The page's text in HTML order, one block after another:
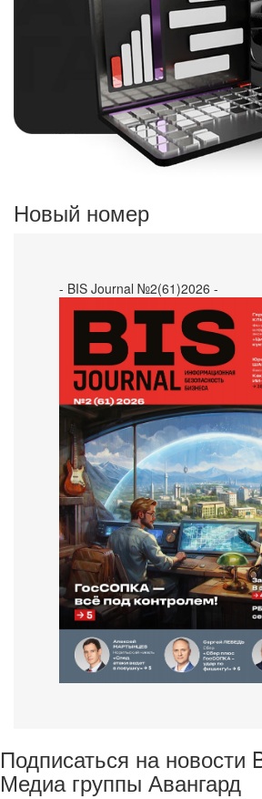
Новый номер
- BIS Journal №2(61)2026 -
Подписаться на новости
Медиа группы Авангард